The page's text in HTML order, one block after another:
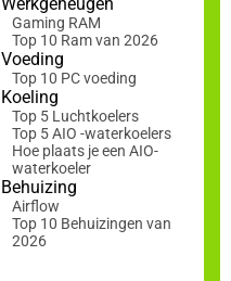
Gaming RAM
Top 10 Ram van 2026
Voeding
Top 10 PC voeding
Koeling
Top 5 Luchtkoelers
Top 5 AIO -waterkoelers
Hoe plaats je een AIO-
waterkoeler
Behuizing
Airflow
Top 10 Behuizingen van
2026